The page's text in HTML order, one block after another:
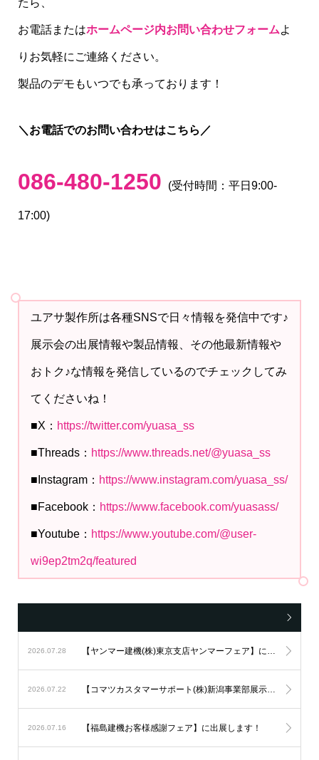
お電話またはホームページ内お問い合わせフォームよ
りお気軽にご連絡ください。
製品のデモもいつでも承っております！
＼お電話でのお問い合わせはこちら／
086-480-1250 (受付時間：平日9:00-
17:00)
ユアサ製作所は各種SNSで日々情報を発信中です♪
展示会の出展情報や製品情報、その他最新情報や
おトク♪な情報を発信しているのでチェックしてみ
てくださいね！
■X： https://twitter.com/yuasa_ss
■Threads： https://www.threads.net/@yuasa_ss
■Instagram： https://www.instagram.com/yuasa_ss/
■Facebook： https://www.facebook.com/yuasass/
■Youtube： https://www.youtube.com/@user-
wi9ep2tm2q/featured
2026.07.28
2026.07.22 【コマツカスタマーサポート(株)新潟事業部展示会】に出展します！
2026.07.16 【福島建機お客様感謝フェア】に出展します！